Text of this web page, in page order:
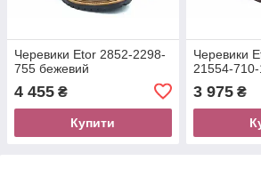
Черевики Etor 2852-2298-
755 бежевий
4 455 ₴
Купити
Черевики
21554-
3 975₴